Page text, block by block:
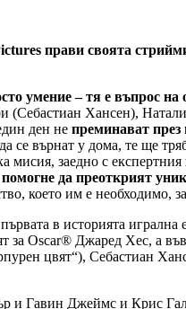
прави своята
умение – тя е въпрос на
(Себастиан Хансен),
ден не преминават през
се върнат у дома, те ще
мисия, заедно с експертния
да преоткрият
което им е необходимо,
в историята игрална
за Oscar® Джаред Хес, а
цвят“), Себастиан
и Гавин Джеймс и Крис